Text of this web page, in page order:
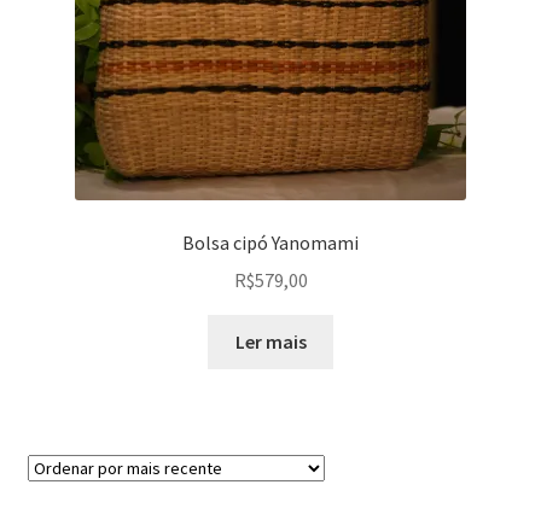
Bolsa cipó Yanomami
R$579,00
Ler mais